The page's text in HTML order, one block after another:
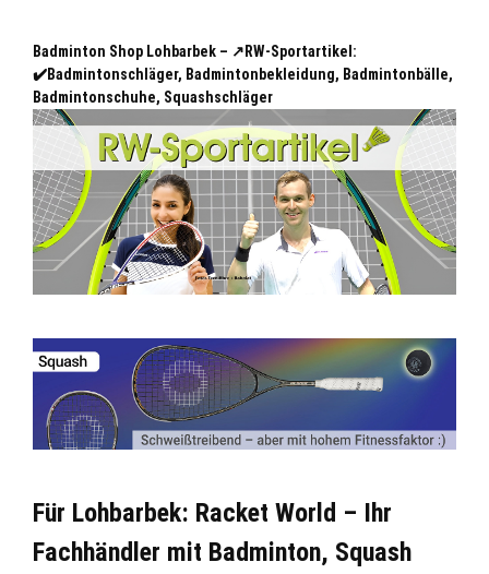
Badminton Shop Lohbarbek – ↗️RW-Sportartikel:
✔️Badmintonschläger, Badmintonbekleidung, Badmintonbälle,
Badmintonschuhe, Squashschläger
Für Lohbarbek: Racket World – Ihr
Fachhändler mit Badminton, Squash